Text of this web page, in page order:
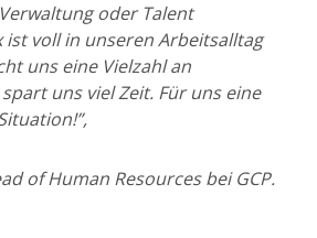
oder Talent
ist voll in unseren Arbeitsalltag
uns eine Vielzahl an
uns viel Zeit. Für uns eine
of Human Resources bei GCP.